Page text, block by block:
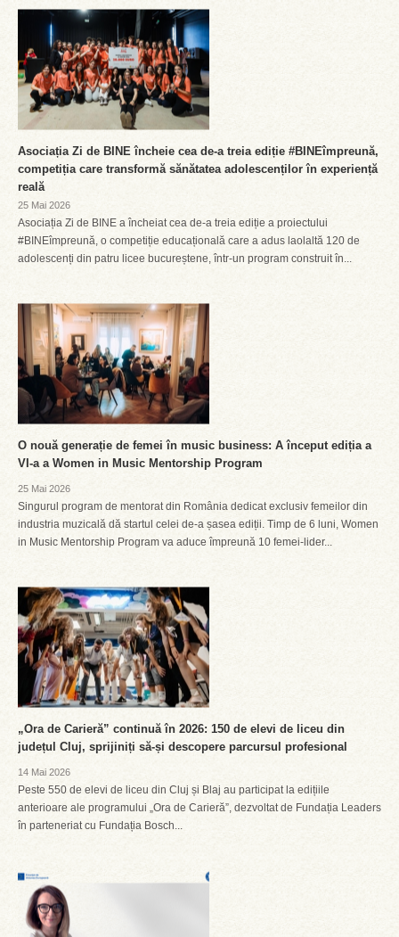
Asociația Zi de BINE încheie cea de-a treia ediție #BINEîmpreună,
competiția care transformă sănătatea adolescenților în experiență
reală
25 Mai 2026
Asociația Zi de BINE a încheiat cea de-a treia ediție a proiectului
#BINEîmpreună, o competiție educațională care a adus laolaltă 120 de
adolescenți din patru licee bucureștene, într-un program construit în...
O nouă generație de femei în music business: A început ediția a
VI-a a Women in Music Mentorship Program
25 Mai 2026
Singurul program de mentorat din România dedicat exclusiv femeilor din
industria muzicală dă startul celei de-a șasea ediții. Timp de 6 luni, Women
in Music Mentorship Program va aduce împreună 10 femei-lider...
„Ora de Carieră” continuă în 2026: 150 de elevi de liceu din
județul Cluj, sprijiniți să-și descopere parcursul profesional
14 Mai 2026
Peste 550 de elevi de liceu din Cluj și Blaj au participat la edițiile
anterioare ale programului „Ora de Carieră”, dezvoltat de Fundația Leaders
în parteneriat cu Fundația Bosch...